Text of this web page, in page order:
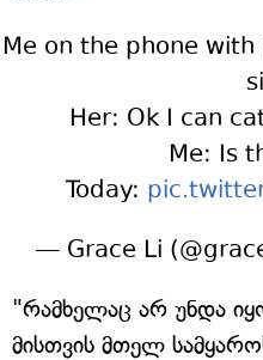
Me on the phone
Her: Ok I can
Me: Is
Today:
— Grace Li
"რამხელაც არ უნდა
მისთვის მთელ